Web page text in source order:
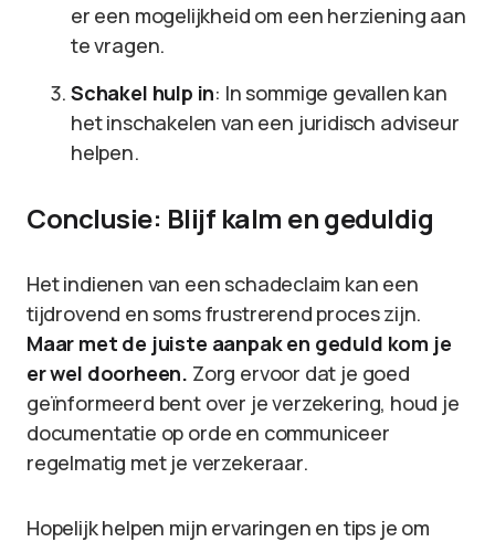
er een mogelijkheid om een herziening aan
te vragen.
Schakel hulp in: In sommige gevallen kan
het inschakelen van een juridisch adviseur
helpen.
Conclusie: Blijf kalm en geduldig
Het indienen van een schadeclaim kan een
tijdrovend en soms frustrerend proces zijn.
Maar met de juiste aanpak en geduld kom je
er wel doorheen. Zorg ervoor dat je goed
geïnformeerd bent over je verzekering, houd je
documentatie op orde en communiceer
regelmatig met je verzekeraar.
Hopelijk helpen mijn ervaringen en tips je om